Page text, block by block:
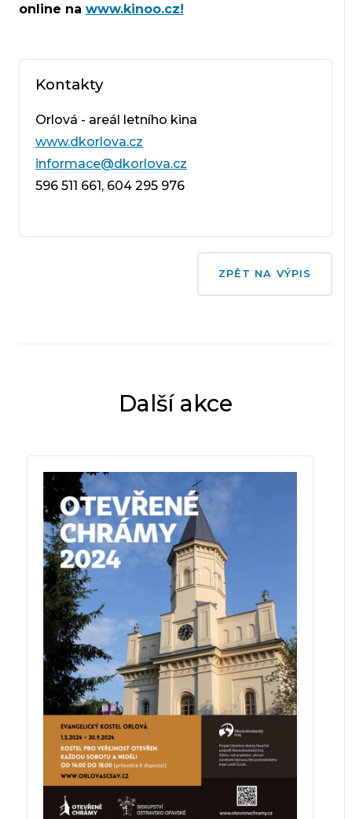
online na www.kinoo.cz!
Kontakty
Orlová - areál letního kina
www.dkorlova.cz
informace@dkorlova.cz
596 511 661, 604 295 976
ZPĚT NA VÝPIS
Další akce